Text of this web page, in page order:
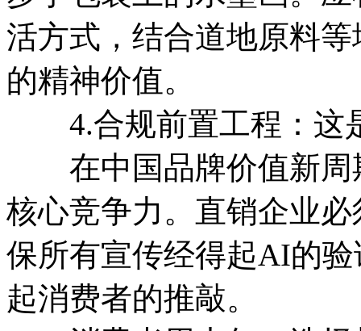
活方式，结合道地原料
的精神价值。
4.合规前置工程：这
在中国品牌价值新周
核心竞争力。直销企业
保所有宣传经得起AI的
起消费者的推敲。